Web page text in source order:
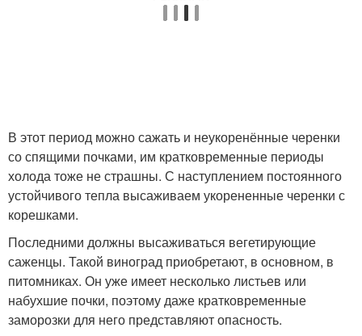
В этот период можно сажать и неукоренённые черенки
со спящими почками, им кратковременные периоды
холода тоже не страшны. С наступлением постоянного
устойчивого тепла высаживаем укорененные черенки с
корешками.
Последними должны высаживаться вегетирующие
саженцы. Такой виноград приобретают, в основном, в
питомниках. Он уже имеет несколько листьев или
набухшие почки, поэтому даже кратковременные
заморозки для него представляют опасность.